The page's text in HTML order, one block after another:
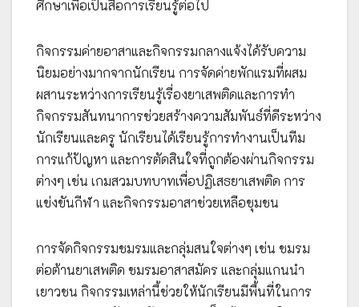
ศึกษาเพื่อเป็นสื่อการเรียนรู้ต่อไป
กิจกรรมค่ายอาสาและกิจกรรมกลางแจ้งได้รับความ
นิยมอย่างมากจากนักเรียน การจัดค่ายพักแรมที่ผสม
ผสานระหว่างการเรียนรู้เรื่องยาเสพติดและการทำ
กิจกรรมสันทนาการช่วยสร้างความสัมพันธ์ที่ดีระหว่าง
นักเรียนและครู นักเรียนได้เรียนรู้การทำงานเป็นทีม
การแก้ปัญหา และการตัดสินใจที่ถูกต้องผ่านกิจกรรม
ต่างๆ เช่น เกมสวมบทบาทเพื่อปฏิเสธยาเสพติด การ
แข่งขันกีฬา และกิจกรรมอาสาช่วยเหลือชุมชน
การจัดกิจกรรมชมรมและกลุ่มสนใจต่างๆ เช่น ชมรม
ต่อต้านยาเสพติด ชมรมอาสาสมัคร และกลุ่มแกนนำ
เยาวชน กิจกรรมเหล่านี้ช่วยให้นักเรียนมีพื้นที่ในการ